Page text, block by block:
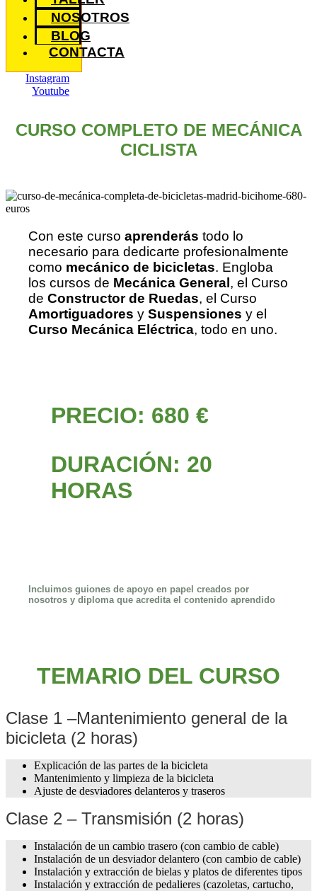
NOSOTROS
BLOG
CONTACTA
Instagram
Youtube
CURSO COMPLETO DE MECÁNICA
CICLISTA
Con este curso aprenderás todo lo
necesario para dedicarte profesionalmente
como mecánico de bicicletas. Engloba
los cursos de Mecánica General, el Curso
de Constructor de Ruedas, el Curso
Amortiguadores y Suspensiones y el
Curso Mecánica Eléctrica, todo en uno.
PRECIO: 680 €
DURACIÓN: 20
HORAS
Incluimos guiones de apoyo en papel creados por
nosotros y diploma que acredita el contenido aprendido
TEMARIO DEL CURSO
Clase 1 –Mantenimiento general de la
bicicleta (2 horas)
Explicación de las partes de la bicicleta
Mantenimiento y limpieza de la bicicleta
Ajuste de desviadores delanteros y traseros
Clase 2 – Transmisión (2 horas)
Instalación de un cambio trasero (con cambio de cable)
Instalación de un desviador delantero (con cambio de cable)
Instalación y extracción de bielas y platos de diferentes tipos
Instalación y extracción de pedalieres (cazoletas, cartucho,